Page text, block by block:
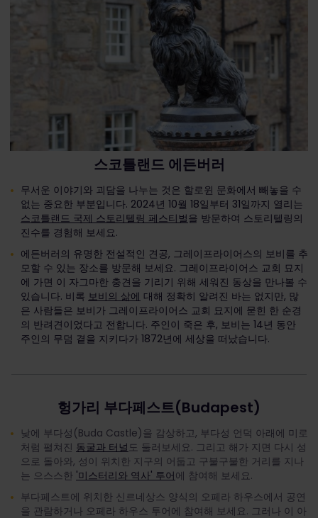
스코틀랜드 에든버러
무서운 이야기와 괴담을 나누는 것은 할로윈 문화에서 빼놓을 수
없는 중요한 부분입니다. 2024년 10월 18일부터 31일까지 열리는
스코틀랜드 국제 스토리텔링 페스티벌을 방문하여 스토리텔링의
진수를 경험해 보세요.
에든버러의 유명한 전설적인 견공, 그레이프라이어스의 보비를 추
모할 수 있는 장소를 방문해 보세요. 그레이프라이어스 교회 묘지
에 가면 이 자그마한 충견을 기리기 위해 세워진 동상을 만나볼 수
있습니다. 비록 보비의 삶에 대해 정확히 알려진 바는 없지만, 많
은 사람들은 보비가 그레이프라이어스 교회 묘지에 묻힌 한 순경
의 반려견이었다고 전합니다. 주인이 죽은 후, 보비는 14년 동안
주인의 무덤 곁을 지키다가 1872년에 세상을 떠났습니다.
헝가리 부다페스트(Budapest)
낮에 부다성(Buda Castle)을 감상하고, 부다성 언덕 아래에 미로
처럼 펼쳐진 동굴과 터널 도 둘러보세요. 그리고 해가 지면 다시 성
으로 돌아와, 성이 위치한 지구의 어둡고 구불구불한 거리를 지나
는 으스스한 '미스터리와 역사' 투어에 참여해 보세요.
부다페스트에 위치한 신르네상스 양식의 오페라 하우스에서 공연
을 관람하거나 오페라 하우스 투어에 참여해 보세요. 그러나 이 아